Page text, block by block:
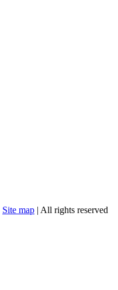
Site map | All rights reserved